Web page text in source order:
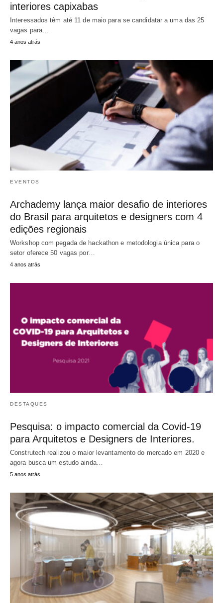
interiores capixabas
Interessados têm até 11 de maio para se candidatar a uma das 25
vagas para…
4 anos atrás
EVENTOS
Archademy lança maior desafio de interiores
do Brasil para arquitetos e designers com 4
edições regionais
Workshop com pegada de hackathon e metodologia única para o
setor oferece 50 vagas por…
4 anos atrás
DESTAQUES
Pesquisa: o impacto comercial da Covid-19
para Arquitetos e Designers de Interiores.
Construtech realizou o maior levantamento do mercado em 2020 e
agora busca um estudo ainda…
5 anos atrás